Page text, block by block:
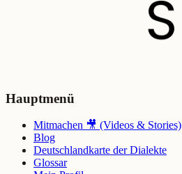
Hauptmenü
Mitmachen 🎥 (Videos & Stories)
Blog
Deutschlandkarte der Dialekte
Glossar